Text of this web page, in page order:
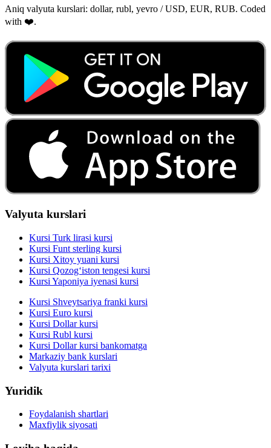
Aniq valyuta kurslari: dollar, rubl, yevro / USD, EUR, RUB. Coded
with ❤️.
Valyuta kurslari
Kursi Turk lirasi kursi
Kursi Funt sterling kursi
Kursi Xitoy yuani kursi
Kursi Qozog‘iston tengesi kursi
Kursi Yaponiya iyenasi kursi
Kursi Shveytsariya franki kursi
Kursi Euro kursi
Kursi Dollar kursi
Kursi Rubl kursi
Kursi Dollar kursi bankomatga
Markaziy bank kurslari
Valyuta kurslari tarixi
Yuridik
Foydalanish shartlari
Maxfiylik siyosati